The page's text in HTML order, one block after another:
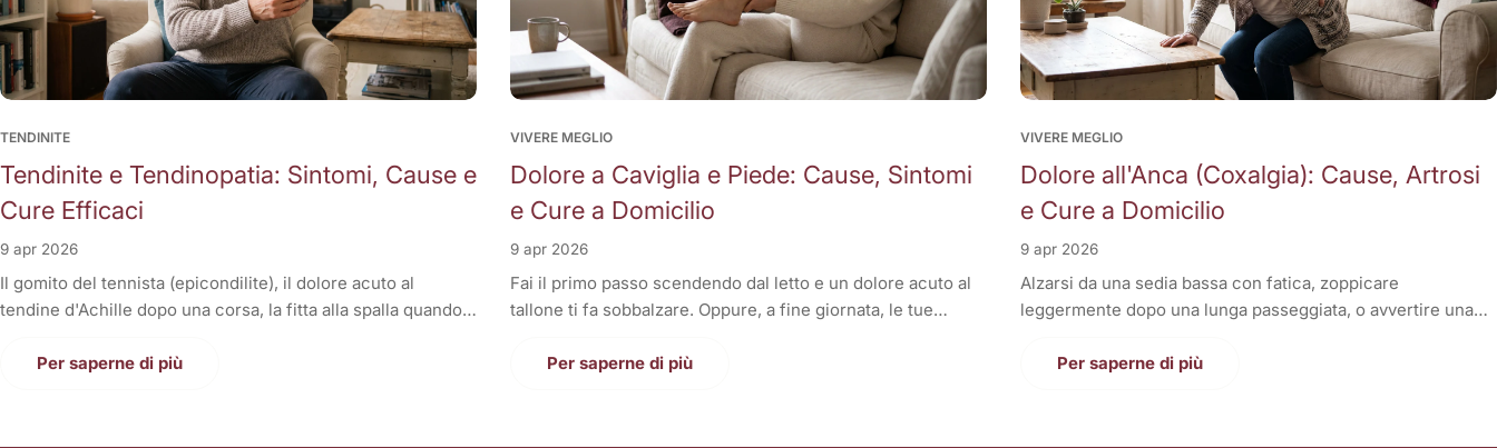
TENDINITE
Tendinite e Tendinopatia: Sintomi, Cause e
Cure Efficaci
9 apr 2026
Il gomito del tennista (epicondilite), il dolore acuto al
tendine d'Achille dopo una corsa, la fitta alla spalla quando
(tendine rotuleo) che impedisce di fare le scale. Cosa
del nostro corpo. Quando un tendine fa male, la prima
Per saperne di più
VIVERE MEGLIO
Dolore a Caviglia e Piede: Cause, Sintomi
e Cure a Domicilio
9 apr 2026
Fai il primo passo scendendo dal letto e un dolore acuto al
tallone ti fa sobbalzare. Oppure, a fine giornata, le tue
anche solo camminare per casa. Il dolore alla caviglia e al
punto di contatto con il suolo, chiamati a sopportare l'intero
Per saperne di più
VIVERE MEGLIO
Dolore all'Anca (Coxalgia): Cause, Artrosi
e Cure a Domicilio
9 apr 2026
Alzarsi da una sedia bassa con fatica, zoppicare
leggermente dopo una lunga passeggiata, o avvertire una
Il dolore all'anca, definito in medicina come Coxalgia, è un
soffre. L'anca è lo snodo centrale del nostro corpo: è
Per saperne di più